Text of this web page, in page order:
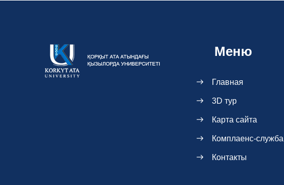
Меню
Главная
3D тур
Карта сайта
Комплаенс-служба
Контакты